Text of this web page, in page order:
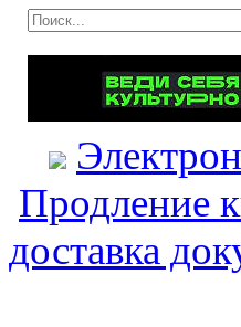
Продление
доставка